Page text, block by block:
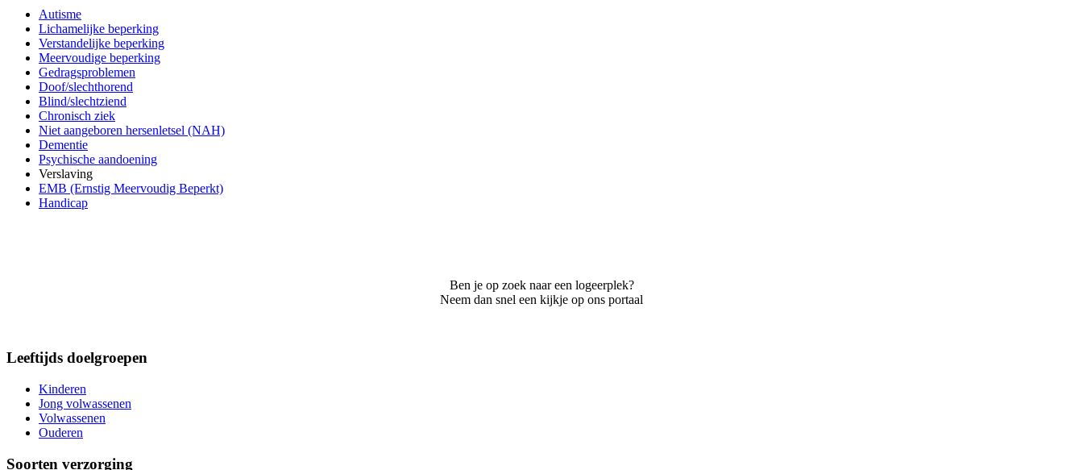
Autisme
Lichamelijke beperking
Verstandelijke beperking
Meervoudige beperking
Gedragsproblemen
Doof/slechthorend
Blind/slechtziend
Chronisch ziek
Niet aangeboren hersenletsel (NAH)
Dementie
Psychische aandoening
Verslaving
EMB (Ernstig Meervoudig Beperkt)
Handicap
Ben je op zoek naar een logeerplek?
Neem dan snel een kijkje op ons portaal
Leeftijds doelgroepen
Kinderen
Jong volwassenen
Volwassenen
Ouderen
Soorten verzorging